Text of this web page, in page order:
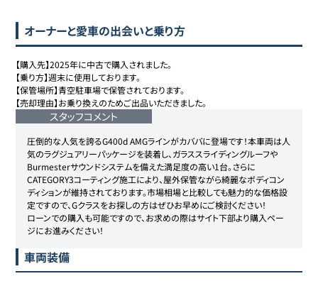
オーナーと愛車の出会いと乗り方
【購入先】2025年に中古で購入されました。
【乗り方】週末に使用しております。
【保管場所】青空駐車場で保管されております。
【売却理由】お乗り換えのためご出品いただきました。
スタッフコメント
圧倒的な人気を誇るG400d AMGラインがカババに登場です！本車両は人
気のラグジュアリーパッケージを装着し、ガラススライディングルーフや
Burmesterサウンドシステムを備えた満足度の高い1台。さらに
CATEGORY3コーティング施工により、屋外保管ながら綺麗なボディコン
ディションが維持されております。市場相場と比較しても魅力的な価格設
定ですので、Gクラスをお探しの方はぜひお早めにご検討ください！
ローンでの購入も可能ですので、お求めの際はサイト下部より購入ペー
ジにお進みください！
車両装備